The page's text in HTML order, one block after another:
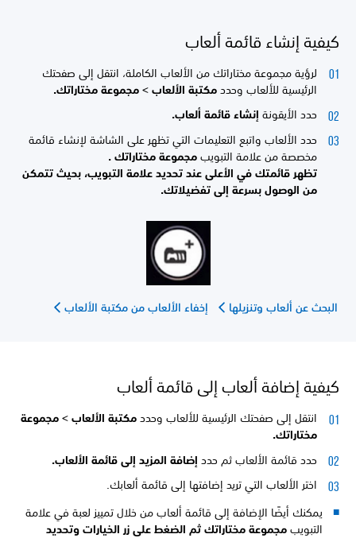
كيفية إنشاء قائمة ألعاب
لرؤية مجموعة مختاراتك من الألعاب الكاملة، انتقل إلى صفحتك
الرئيسية للألعاب وحدد مكتبة الألعاب > مجموعة مختاراتك.
حدد الأيقونة إنشاء قائمة ألعاب.
حدد الألعاب واتبع التعليمات التي تظهر على الشاشة لإنشاء قائمة
مخصصة من علامة التبويب مجموعة مختاراتك .
تظهر قائمتك في الأعلى عند تحديد علامة التبويب، بحيث تتمكن
من الوصول بسرعة إلى تفضيلاتك.
البحث عن ألعاب وتنزيلها إخفاء الألعاب من مكتبة الألعاب
كيفية إضافة ألعاب إلى قائمة ألعاب
انتقل إلى صفحتك الرئيسية للألعاب وحدد مكتبة الألعاب > مجموعة
مختاراتك.
حدد قائمة الألعاب ثم حدد إضافة المزيد إلى قائمة الألعاب.
اختر الألعاب التي تريد إضافتها إلى قائمة ألعابك.
يمكنك أيضًا الإضافة إلى قائمة ألعاب من خلال تمييز لعبة في علامة
التبويب مجموعة مختاراتك ثم الضغط على زر الخيارات وتحديد